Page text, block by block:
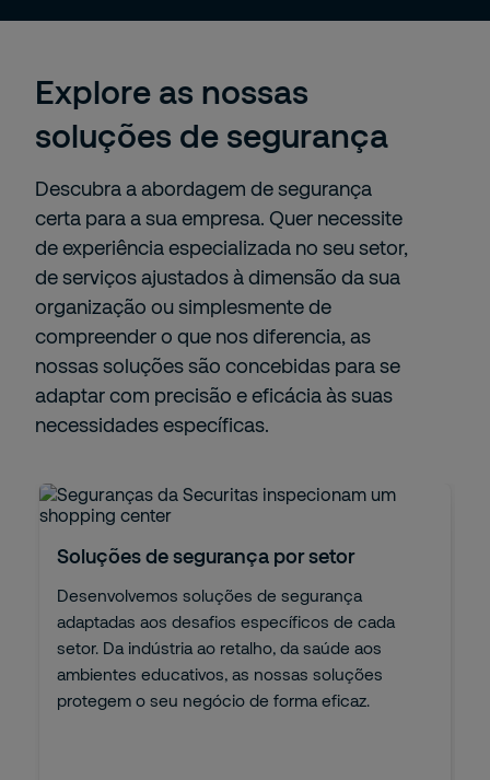
Explore as nossas
soluções de segurança
Descubra a abordagem de segurança
certa para a sua empresa. Quer necessite
de experiência especializada no seu setor,
de serviços ajustados à dimensão da sua
organização ou simplesmente de
compreender o que nos diferencia, as
nossas soluções são concebidas para se
adaptar com precisão e eficácia às suas
necessidades específicas.
Soluções de segurança por setor
Desenvolvemos soluções de segurança
adaptadas aos desafios específicos de cada
setor. Da indústria ao retalho, da saúde aos
ambientes educativos, as nossas soluções
protegem o seu negócio de forma eficaz.